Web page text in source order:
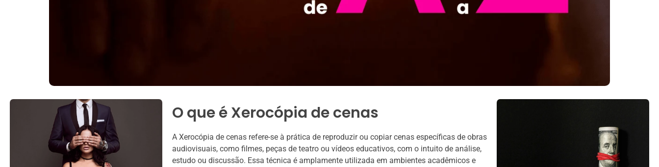
O que é Xerocópia de cenas
A Xerocópia de cenas refere-se à prática de reproduzir ou copiar cenas específicas de obras
audiovisuais, como filmes, peças de teatro ou vídeos educativos, com o intuito de análise,
estudo ou discussão. Essa técnica é amplamente utilizada em ambientes acadêmicos e